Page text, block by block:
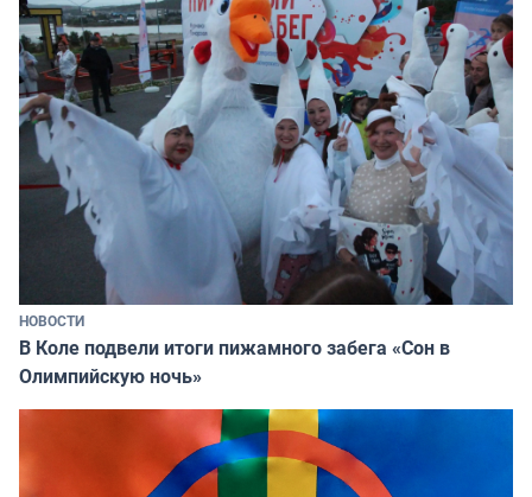
НОВОСТИ
В Коле подвели итоги пижамного забега «Сон в
Олимпийскую ночь»